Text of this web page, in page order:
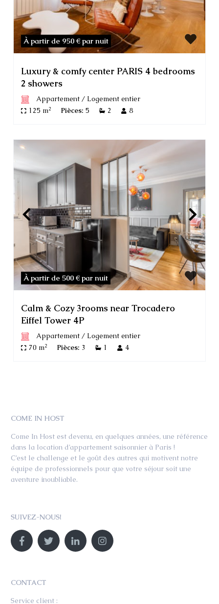
À partir de 950 € par nuit
Luxury & comfy center PARIS 4 bedrooms
2 showers
Appartement / Logement entier
125 m2 Pièces: 5 2 8
À partir de 500 € par nuit
Calm & Cozy 3rooms near Trocadero
Eiffel Tower 4P
Appartement / Logement entier
70 m2 Pièces: 3 1 4
COME IN HOST
Come In Host est devenu, en quelques années, une référence
dans la location d’appartement saisonnier à Paris !
C’est le challenge et le goût des autres qui motivent notre
équipe de professionnels pour que votre séjour soit une
aventure inoubliable.
SUIVEZ-NOUS!
CONTACT
Service client :